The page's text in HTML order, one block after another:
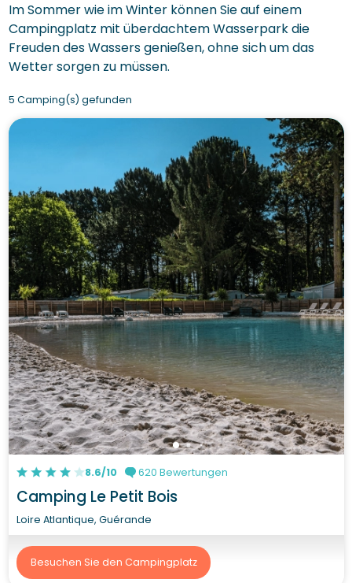
Im Sommer wie im Winter können Sie auf einem
Campingplatz mit überdachtem Wasserpark die
Freuden des Wassers genießen, ohne sich um das
Wetter sorgen zu müssen.
5 Camping(s) gefunden
8.6/10 620 Bewertungen
Camping Le Petit Bois
Loire Atlantique, Guérande
Besuchen Sie den Campingplatz